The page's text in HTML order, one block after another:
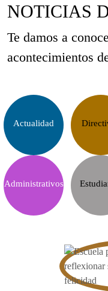
NOTICIAS
Te damos a
acontecimientos
Actualidad
Administrativos